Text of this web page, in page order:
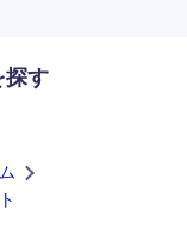
探す